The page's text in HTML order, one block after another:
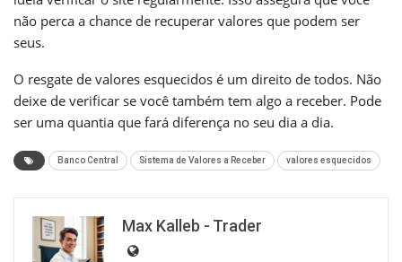
não perca a chance de recuperar valores que podem ser
seus.
O resgate de valores esquecidos é um direito de todos. Não
deixe de verificar se você também tem algo a receber. Pode
ser uma quantia que fará diferença no seu dia a dia.
Banco Central Sistema de Valores a Receber valores esquecidos
Max Kalleb - Trader